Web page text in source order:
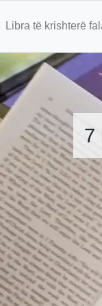
Libra të krishterë
7